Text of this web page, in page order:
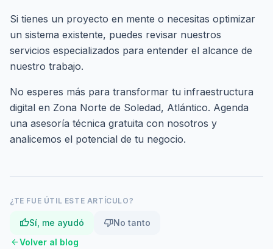
Si tienes un proyecto en mente o necesitas optimizar
un sistema existente, puedes revisar nuestros
servicios especializados para entender el alcance de
nuestro trabajo.
No esperes más para transformar tu infraestructura
digital en Zona Norte de Soledad, Atlántico. Agenda
una asesoría técnica gratuita con nosotros y
analicemos el potencial de tu negocio.
¿TE FUE ÚTIL ESTE ARTÍCULO?
thumb_upSí, me ayudó thumb_downNo tanto
arrow_backVolver al blog